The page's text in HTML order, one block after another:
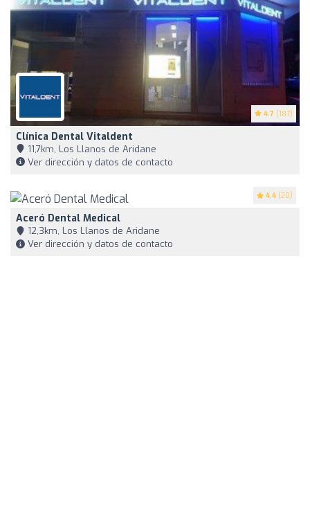
4.7 (187)
Clínica Dental Vitaldent
11,7km, Los Llanos de Aridane
Ver dirección y datos de contacto
4.4 (20)
Aceró Dental Medical
12,3km, Los Llanos de Aridane
Ver dirección y datos de contacto